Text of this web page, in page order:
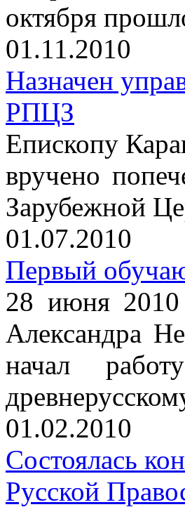
октября
01.11.2010
Назначен
РПЦЗ
Епископу
вручено
Зарубежной
01.07.2010
Первый
28 июня 2010
Александра
начал
01.02.2010
Состоялась
Русской